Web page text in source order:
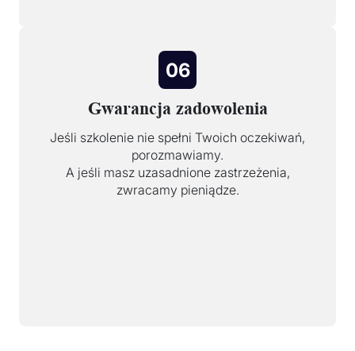
06
Gwarancja zadowolenia
Jeśli szkolenie nie spełni Twoich oczekiwań,
porozmawiamy.
A jeśli masz uzasadnione zastrzeżenia,
zwracamy pieniądze.